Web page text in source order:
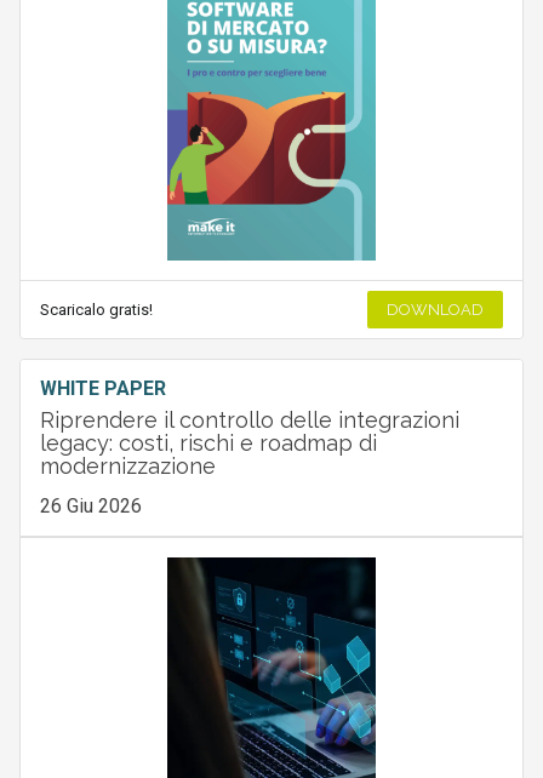
Scaricalo gratis! DOWNLOAD
WHITE PAPER
Riprendere il controllo delle integrazioni
legacy: costi, rischi e roadmap di
modernizzazione
26 Giu 2026